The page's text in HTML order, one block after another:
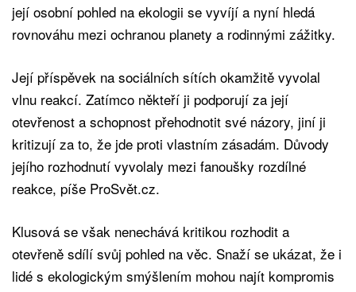
její osobní pohled na ekologii se vyvíjí a nyní hledá
rovnováhu mezi ochranou planety a rodinnými zážitky.
Její příspěvek na sociálních sítích okamžitě vyvolal
vlnu reakcí. Zatímco někteří ji podporují za její
otevřenost a schopnost přehodnotit své názory, jiní ji
kritizují za to, že jde proti vlastním zásadám. Důvody
jejího rozhodnutí vyvolaly mezi fanoušky rozdílné
reakce, píše ProSvět.cz.
Klusová se však nenechává kritikou rozhodit a
otevřeně sdílí svůj pohled na věc. Snaží se ukázat, že i
lidé s ekologickým smýšlením mohou najít kompromis